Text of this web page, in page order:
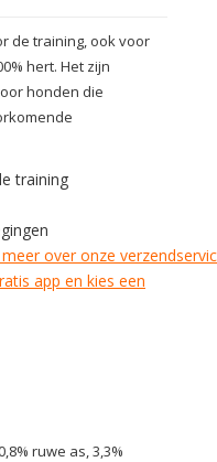
de training, ook voor
hert. Het zijn
honden die
training
over onze
app en kies een
ruwe as, 3,3%